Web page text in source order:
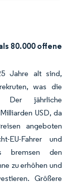
80.000 offene
Jahre alt sind,
was die
Der jährliche
USD, da
angeboten
EU-Fahrer und
bremsen den
zu erhöhen und
Größere